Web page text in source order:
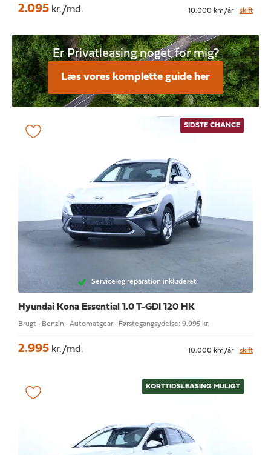
2.095 kr./md. 10.000 km/år skift
Er Privatleasing noget for mig?
Læs vores komplette guide her
SIDSTE CHANCE
Service og reparation inkluderet
Hyundai Kona Essential 1.0 T-GDI 120 HK
Brugt · Benzin · Automatgear · Førstegangsydelse: 9.995 kr.
2.995 kr./md. 10.000 km/år skift
KORTTIDSLEASING MULIGT